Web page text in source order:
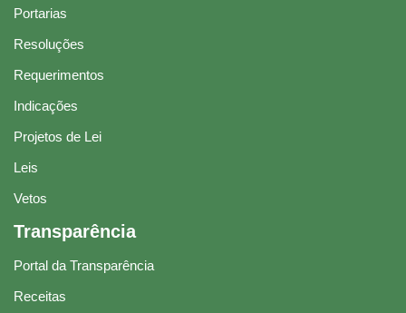
Portarias
Resoluções
Requerimentos
Indicações
Projetos de Lei
Leis
Vetos
Transparência
Portal da Transparência
Receitas